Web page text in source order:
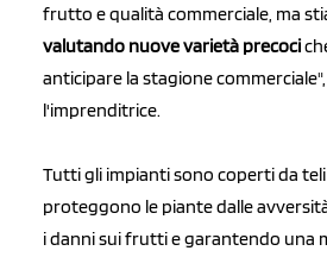
frutto e qualità commerciale, ma
valutando nuove varietà precoci
anticipare la stagione
l'imprenditrice.
Tutti gli impianti sono coperti da
proteggono le piante dalle
i danni sui frutti e garantendo una